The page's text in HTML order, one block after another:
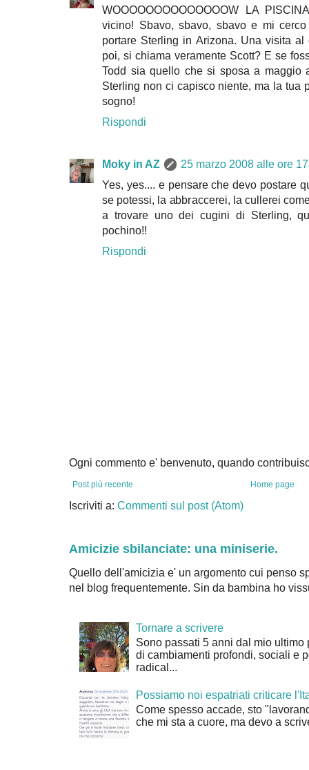
WOOOOOOOOOOOOOOW LA
vicino! Sbavo, sbavo, sbavo e mi
portare Sterling in Arizona. Una visita
poi, si chiama veramente Scott? E se
Todd sia quello che si sposa a maggio
Sterling non ci capisco niente, ma la tua
sogno!
Rispondi
Moky in AZ
25 marzo 2008 alle ore
Yes, yes.... e pensare che devo postare
se potessi, la abbraccerei, la cullerei
a trovare uno dei cugini di Sterling,
pochino!!
Rispondi
Ogni commento e' benvenuto, quando
Post più recente Home page
Iscriviti a: Commenti sul post (Atom)
Amicizie sbilanciate: una miniserie.
Quello dell'amicizia e' un argomento cui penso
nel blog frequentemente. Sin da bambina ho
Tornare a scrivere
Sono passati 5 anni dal mio
di cambiamenti profondi, sociali e
radical...
Possiamo noi espatriati criticare
Come spesso accade, sto
che mi sta a cuore, ma devo a